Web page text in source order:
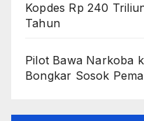
Kopdes Rp 240
Tahun
Pilot Bawa Narkoba
Bongkar Sosok